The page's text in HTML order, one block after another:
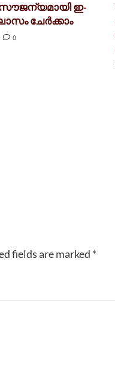
ഇ-
ചേർക്കാം
0
fields are marked *